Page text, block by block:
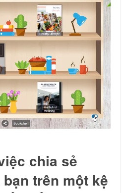
chia sẻ
trên một kệ